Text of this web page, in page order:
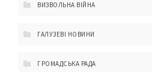
ВИЗВОЛЬНА ВІЙНА
ГАЛУЗЕВІ НОВИНИ
ГРОМАДСЬКА РАДА